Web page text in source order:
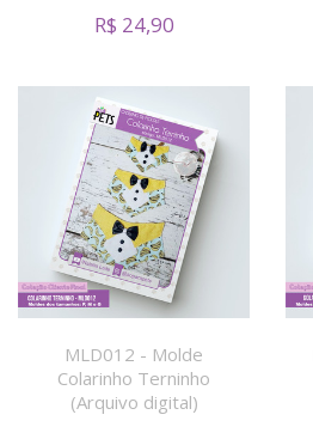
R$ 24,90
MLD012 - Molde
Colarinho Terninho
(Arquivo digital)